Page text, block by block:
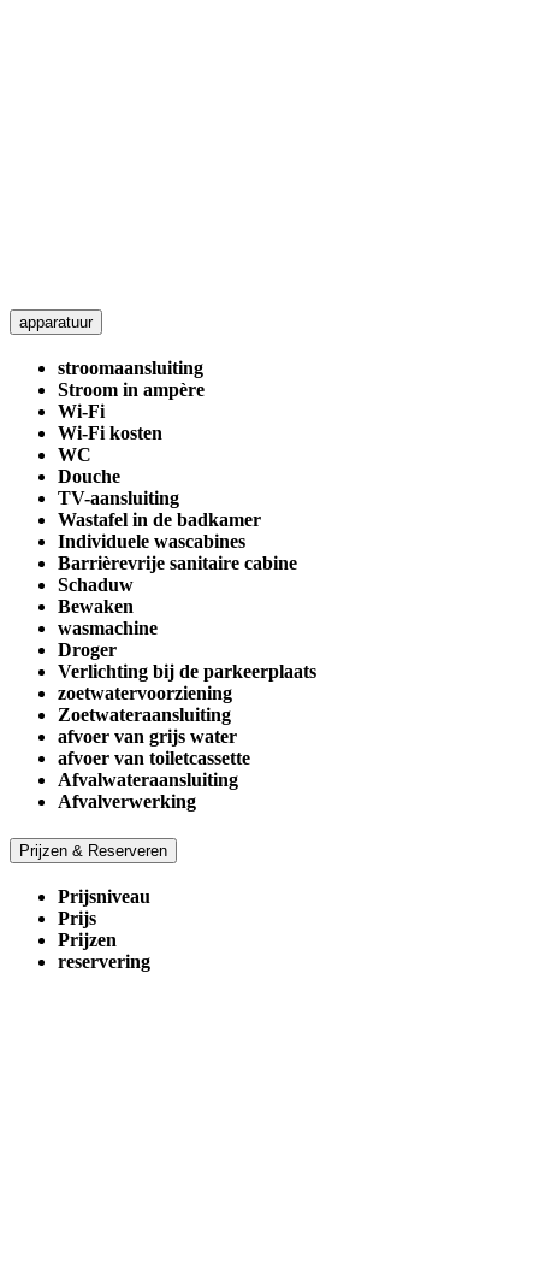
apparatuur
stroomaansluiting
Stroom in ampère
Wi-Fi
Wi-Fi kosten
WC
Douche
TV-aansluiting
Wastafel in de badkamer
Individuele wascabines
Barrièrevrije sanitaire cabine
Schaduw
Bewaken
wasmachine
Droger
Verlichting bij de parkeerplaats
zoetwatervoorziening
Zoetwateraansluiting
afvoer van grijs water
afvoer van toiletcassette
Afvalwateraansluiting
Afvalverwerking
Prijzen & Reserveren
Prijsniveau
Prijs
Prijzen
reservering